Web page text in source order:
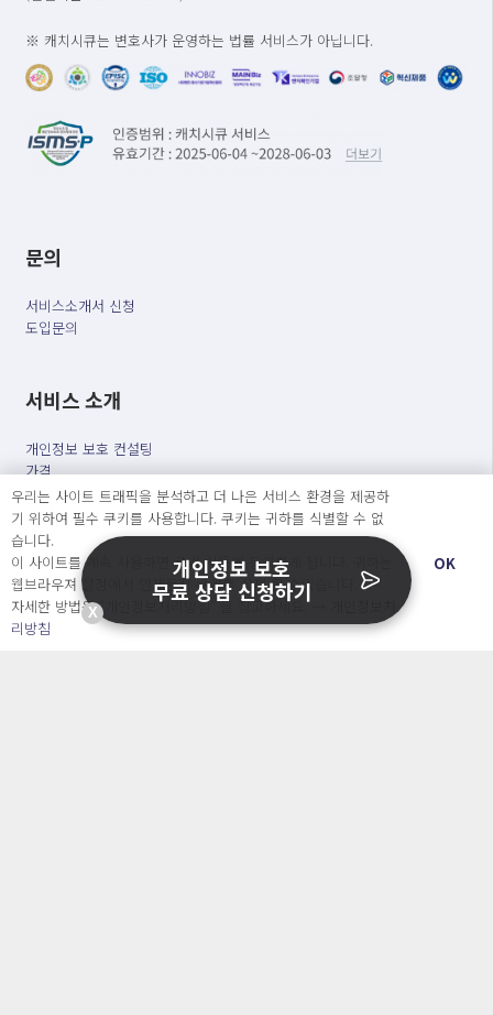
※ 캐치시큐는 변호사가 운영하는 법률 서비스가 아닙니다.
문의
서비스소개서 신청
도입문의
서비스 소개
개인정보 보호 컨설팅
가격
정부지원사업
블로그&자료실
자주 묻는 질문
회사소개 & 채용
ENGLISH
日本語
우리는 사이트 트래픽을 분석하고 더 나은 서비스 환경을 제공하
기 위하여 필수 쿠키를 사용합니다. 쿠키는 귀하를 식별할 수 없
습니다.
이 사이트를 계속 사용하면 쿠키 사용에 동의하게 됩니다. 귀하는
웹브라우져 설정에서 언제든지 쿠키를 삭제 할 수있습니다.
자세한 방법은 “개인정보처리방침” 을 참고하세요. →
리방침
OK
X
개인정보 보호
무료 상담 신청하기